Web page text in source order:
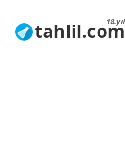
18.yıl
tahlil.com